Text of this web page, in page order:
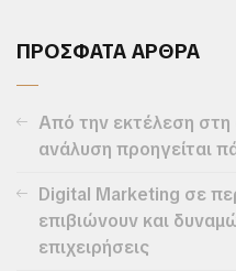
ΠΡΟΣΦΑΤΑ ΑΡΘΡΑ
Από την εκτέλεση στη
ανάλυση προηγείται
Digital Marketing σε
επιβιώνουν και
επιχειρήσεις